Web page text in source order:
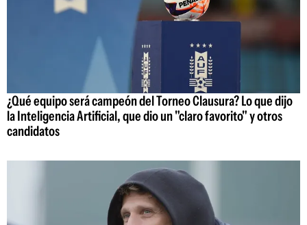
¿Qué equipo será campeón del Torneo Clausura? Lo que dijo
la Inteligencia Artificial, que dio un "claro favorito" y otros
candidatos